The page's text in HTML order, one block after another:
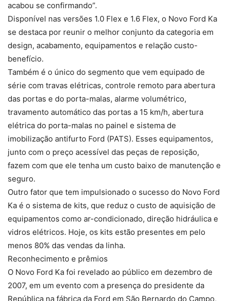
acabou se confirmando”.
Disponível nas versões 1.0 Flex e 1.6 Flex, o Novo Ford Ka
se destaca por reunir o melhor conjunto da categoria em
design, acabamento, equipamentos e relação custo-
benefício.
Também é o único do segmento que vem equipado de
série com travas elétricas, controle remoto para abertura
das portas e do porta-malas, alarme volumétrico,
travamento automático das portas a 15 km/h, abertura
elétrica do porta-malas no painel e sistema de
imobilização antifurto Ford (PATS). Esses equipamentos,
junto com o preço acessível das peças de reposição,
fazem com que ele tenha um custo baixo de manutenção e
seguro.
Outro fator que tem impulsionado o sucesso do Novo Ford
Ka é o sistema de kits, que reduz o custo de aquisição de
equipamentos como ar-condicionado, direção hidráulica e
vidros elétricos. Hoje, os kits estão presentes em pelo
menos 80% das vendas da linha.
Reconhecimento e prêmios
O Novo Ford Ka foi revelado ao público em dezembro de
2007, em um evento com a presença do presidente da
República na fábrica da Ford em São Bernardo do Campo,